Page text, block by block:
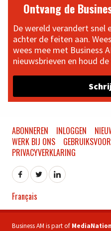
Ontvang de
De wereld verandert snel
achter de feiten aan.
wees mee met Business
nieuwsbrieven en houd
ABONNEREN INLOGGEN
WERK BIJ ONS
PRIVACYVERKLARING
Français
Business AM is part of MediaNation